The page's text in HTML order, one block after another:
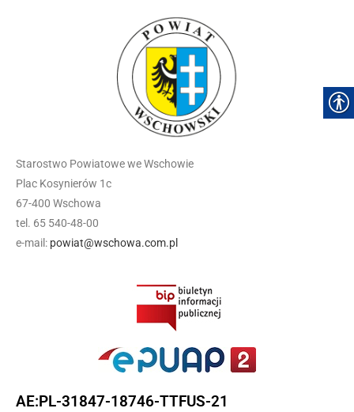
Starostwo Powiatowe we Wschowie
Plac Kosynierów 1c
67-400 Wschowa
tel. 65 540-48-00
e-mail: powiat@wschowa.com.pl
AE:PL-31847-18746-TTFUS-21